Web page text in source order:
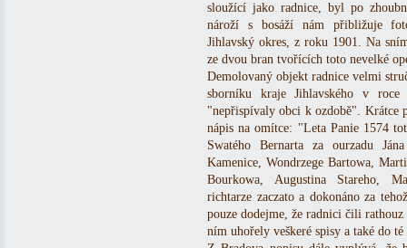
sloužící jako radnice, byl po
nároží s bosáží nám přibližuje
Jihlavský okres, z roku 1901. Na
ze dvou bran tvořících toto nevelké
Demolovaný objekt radnice velmi
sborníku kraje Jihlavského v
"nepřispívaly obci k ozdobě". Krátce
nápis na omítce: "Leta Panie 1574
Swatého Bernarta za ourzadu
Kamenice, Wondrzege Bartowa,
Bourkowa, Augustina Stareho,
richtarze zaczato a dokonáno za
pouze dodejme, že radnici čili
ním uhořely veškeré spisy a také do